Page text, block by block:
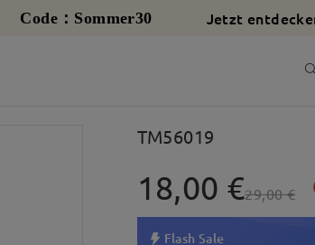
Code：Sommer30 Jetzt
TM56019
18,00 €29,00 €
Flash Sale